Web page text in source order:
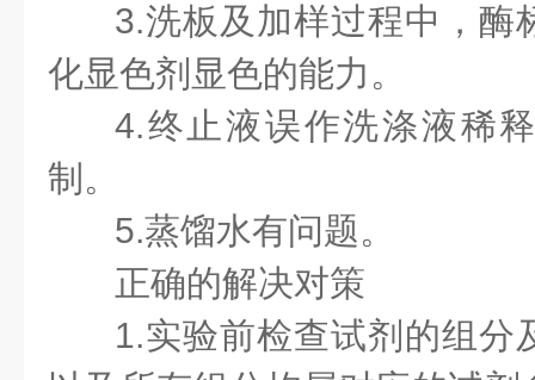
3.洗板及加样过程中，酶
化显色剂显色的能力。
4.终止液误作洗涤液稀
制。
5.蒸馏水有问题。
正确的解决对策
1.实验前检查试剂的组分